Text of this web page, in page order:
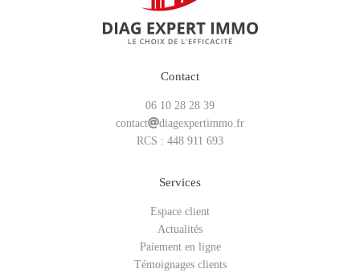
Contact
06 10 28 28 39
contact
diagexpertimmo.fr
RCS : 448 911 693
Services
Espace client
Actualités
Paiement en ligne
Témoignages clients